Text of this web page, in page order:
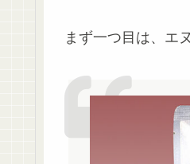
まず一つ目は、エ